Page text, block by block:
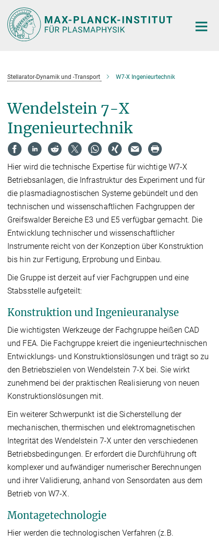
Hauptinhalt
Stellarator-Dynamik und -Transport W7-X Ingenieurtechnik
Wendelstein 7-X
Ingenieurtechnik
Hier wird die technische Expertise für wichtige W7-X
Betriebsanlagen, die Infrastruktur des Experiment und für
die plasmadiagnostischen Systeme gebündelt und den
technischen und wissenschaftlichen Fachgruppen der
Greifswalder Bereiche E3 und E5 verfügbar gemacht. Die
Entwicklung technischer und wissenschaftlicher
Instrumente reicht von der Konzeption über Konstruktion
bis hin zur Fertigung, Erprobung und Einbau.
Die Gruppe ist derzeit auf vier Fachgruppen und eine
Stabsstelle aufgeteilt:
Konstruktion und Ingenieuranalyse
Die wichtigsten Werkzeuge der Fachgruppe heißen CAD
und FEA. Die Fachgruppe kreiert die ingenieurtechnischen
Entwicklungs- und Konstruktionslösungen und trägt so zu
den Betriebszielen von Wendelstein 7-X bei. Sie wirkt
zunehmend bei der praktischen Realisierung von neuen
Konstruktionslösungen mit.
Ein weiterer Schwerpunkt ist die Sicherstellung der
mechanischen, thermischen und elektromagnetischen
Integrität des Wendelstein 7-X unter den verschiedenen
Betriebsbedingungen. Er erfordert die Durchführung oft
komplexer und aufwändiger numerischer Berechnungen
und ihrer Validierung, anhand von Sensordaten aus dem
Betrieb von W7-X.
Montagetechnologie
Hier werden die technologischen Verfahren (z.B.